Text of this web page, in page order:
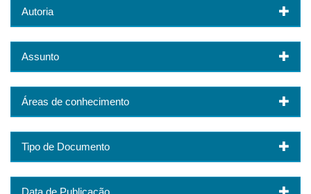
Autoria
Assunto
Áreas de conhecimento
Tipo de Documento
Data de Publicação